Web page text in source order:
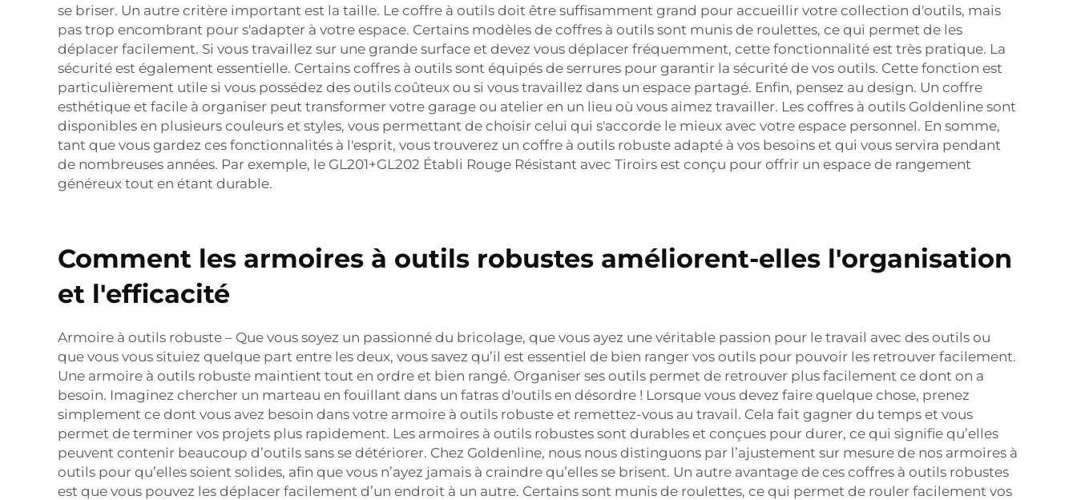
se briser. Un autre critère important est la taille. Le coffre à outils doit être suffisamment grand pour accueillir votre collection d'outils, mais
pas trop encombrant pour s'adapter à votre espace. Certains modèles de coffres à outils sont munis de roulettes, ce qui permet de les
déplacer facilement. Si vous travaillez sur une grande surface et devez vous déplacer fréquemment, cette fonctionnalité est très pratique. La
sécurité est également essentielle. Certains coffres à outils sont équipés de serrures pour garantir la sécurité de vos outils. Cette fonction est
particulièrement utile si vous possédez des outils coûteux ou si vous travaillez dans un espace partagé. Enfin, pensez au design. Un coffre
esthétique et facile à organiser peut transformer votre garage ou atelier en un lieu où vous aimez travailler. Les coffres à outils Goldenline sont
disponibles en plusieurs couleurs et styles, vous permettant de choisir celui qui s'accorde le mieux avec votre espace personnel. En somme,
tant que vous gardez ces fonctionnalités à l'esprit, vous trouverez un coffre à outils robuste adapté à vos besoins et qui vous servira pendant
de nombreuses années. Par exemple, le GL201+GL202 Établi Rouge Résistant avec Tiroirs est conçu pour offrir un espace de rangement
généreux tout en étant durable.
Comment les armoires à outils robustes améliorent-elles l'organisation
et l'efficacité
Armoire à outils robuste – Que vous soyez un passionné du bricolage, que vous ayez une véritable passion pour le travail avec des outils ou
que vous vous situiez quelque part entre les deux, vous savez qu’il est essentiel de bien ranger vos outils pour pouvoir les retrouver facilement.
Une armoire à outils robuste maintient tout en ordre et bien rangé. Organiser ses outils permet de retrouver plus facilement ce dont on a
besoin. Imaginez chercher un marteau en fouillant dans un fatras d'outils en désordre ! Lorsque vous devez faire quelque chose, prenez
simplement ce dont vous avez besoin dans votre armoire à outils robuste et remettez-vous au travail. Cela fait gagner du temps et vous
permet de terminer vos projets plus rapidement. Les armoires à outils robustes sont durables et conçues pour durer, ce qui signifie qu’elles
peuvent contenir beaucoup d’outils sans se détériorer. Chez Goldenline, nous nous distinguons par l’ajustement sur mesure de nos armoires à
outils pour qu’elles soient solides, afin que vous n’ayez jamais à craindre qu’elles se brisent. Un autre avantage de ces coffres à outils robustes
est que vous pouvez les déplacer facilement d’un endroit à un autre. Certains sont munis de roulettes, ce qui permet de rouler facilement vos